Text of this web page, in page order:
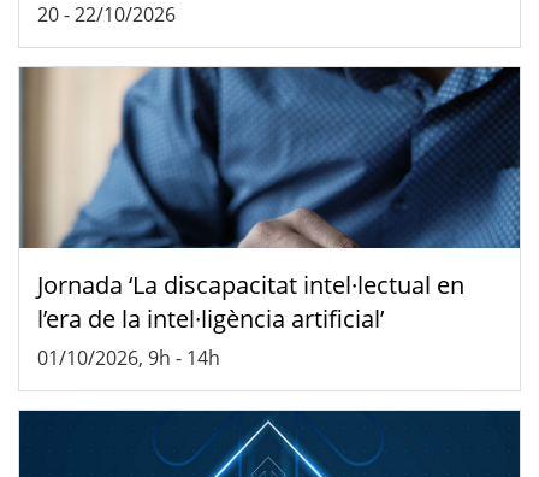
20-22/10/2026
Jornada ‘La discapacitat intel·lectual en
l’era de la intel·ligència artificial’
01/10/2026, 9h - 14h